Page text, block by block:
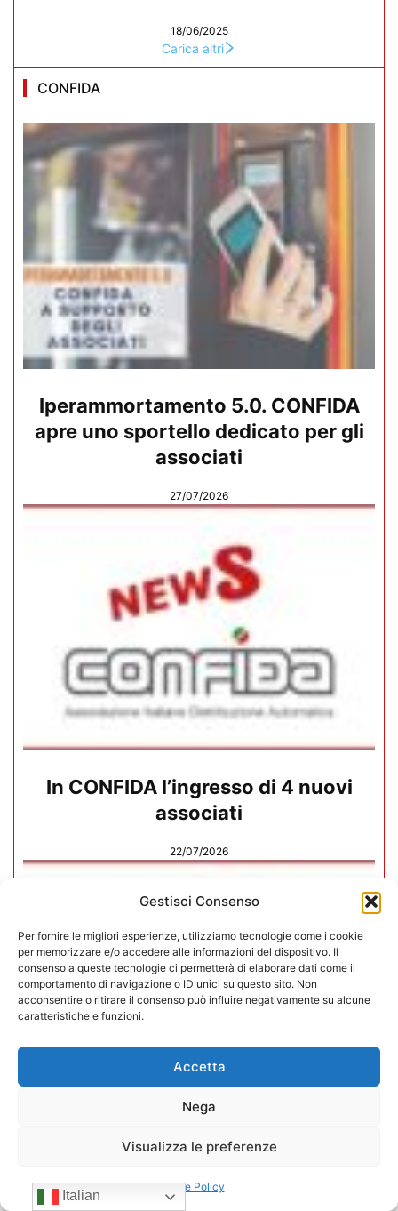
Gestisci Consenso
Per fornire le migliori esperienze, utilizziamo tecnologie come i cookie
per memorizzare e/o accedere alle informazioni del dispositivo. Il
consenso a queste tecnologie ci permetterà di elaborare dati come il
comportamento di navigazione o ID unici su questo sito. Non
acconsentire o ritirare il consenso può influire negativamente su alcune
caratteristiche e funzioni.
Accetta
Nega
Visualizza le preferenze
Cookie Policy
18/06/2025
Carica altri
CONFIDA
Iperammortamento 5.0. CONFIDA
apre uno sportello dedicato per gli
associati
27/07/2026
In CONFIDA l’ingresso di 4 nuovi
associati
22/07/2026
CONFIDA Servizi srl presenta il
17/07/2026
Italian